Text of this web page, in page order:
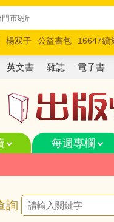
楊双子 公益書包 16647續
攤新作 馬斯克 玩具總動員
英文書 雜誌 電子書
每週專欄
詢